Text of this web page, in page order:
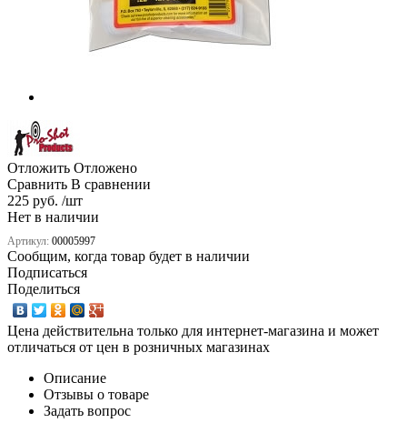
Отложить Отложено
Сравнить В сравнении
225 руб. /шт
Нет в наличии
Артикул: 00005997
Сообщим, когда товар будет в наличии
Подписаться
Поделиться
Цена действительна только для интернет-магазина и может
отличаться от цен в розничных магазинах
Описание
Отзывы о товаре
Задать вопрос